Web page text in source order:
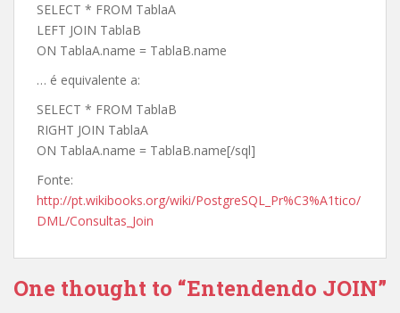
SELECT * FROM TablaA
LEFT JOIN TablaB
ON TablaA.name = TablaB.name
… é equivalente a:
SELECT * FROM TablaB
RIGHT JOIN TablaA
ON TablaA.name = TablaB.name[/sql]
Fonte:
http://pt.wikibooks.org/wiki/PostgreSQL_Pr%C3%A1tico/
DML/Consultas_Join
One thought to “Entendendo JOIN”